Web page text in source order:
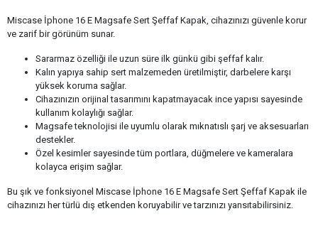
Miscase İphone 16 E Magsafe Sert Şeffaf Kapak, cihazınızı güvenle korur
ve zarif bir görünüm sunar.
Sararmaz özelliği ile uzun süre ilk günkü gibi şeffaf kalır.
Kalın yapıya sahip sert malzemeden üretilmiştir, darbelere karşı
yüksek koruma sağlar.
Cihazınızın orijinal tasarımını kapatmayacak ince yapısı sayesinde
kullanım kolaylığı sağlar.
Magsafe teknolojisi ile uyumlu olarak mıknatıslı şarj ve aksesuarları
destekler.
Özel kesimler sayesinde tüm portlara, düğmelere ve kameralara
kolayca erişim sağlar.
Bu şık ve fonksiyonel Miscase İphone 16 E Magsafe Sert Şeffaf Kapak ile
cihazınızı her türlü dış etkenden koruyabilir ve tarzınızı yansıtabilirsiniz.